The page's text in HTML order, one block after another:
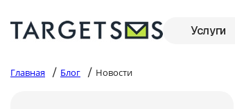
Услуги
Главная / Блог / Новости